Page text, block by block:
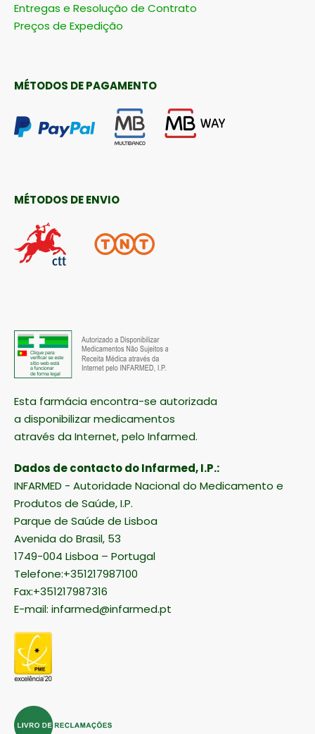
Entregas e Resolução de Contrato
Preços de Expedição
MÉTODOS DE PAGAMENTO
MÉTODOS DE ENVIO
Esta farmácia encontra-se autorizada
a disponibilizar medicamentos
através da Internet, pelo Infarmed.
Dados de contacto do Infarmed, I.P.:
INFARMED - Autoridade Nacional do Medicamento e
Produtos de Saúde, I.P.
Parque de Saúde de Lisboa
Avenida do Brasil, 53
1749-004 Lisboa – Portugal
Telefone:+351217987100
Fax:+351217987316
E-mail: infarmed@infarmed.pt